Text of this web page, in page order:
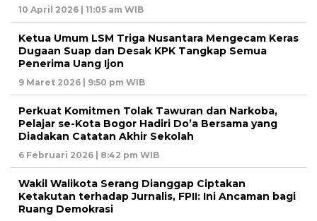
10 April 2026 | 11:05 am WIB
Ketua Umum LSM Triga Nusantara Mengecam Keras
Dugaan Suap dan Desak KPK Tangkap Semua
Penerima Uang Ijon
9 Maret 2026 | 9:50 pm WIB
Perkuat Komitmen Tolak Tawuran dan Narkoba,
Pelajar se-Kota Bogor Hadiri Do’a Bersama yang
Diadakan Catatan Akhir Sekolah
6 Februari 2026 | 8:42 pm WIB
Wakil Walikota Serang Dianggap Ciptakan
Ketakutan terhadap Jurnalis, FPII: Ini Ancaman bagi
Ruang Demokrasi